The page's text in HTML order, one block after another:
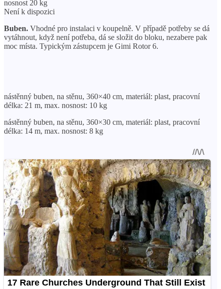
nosnost 20 kg
Není k dispozici
Buben. Vhodné pro instalaci v koupelně. V případě potřeby se dá
vytáhnout, když není potřeba, dá se složit do bloku, nezabere pak
moc místa. Typickým zástupcem je Gimi Rotor 6.
nástěnný buben, na stěnu, 360×40 cm, materiál: plast, pracovní
délka: 21 m, max. nosnost: 10 kg
nástěnný buben, na stěnu, 360×30 cm, materiál: plast, pracovní
délka: 14 m, max. nosnost: 8 kg